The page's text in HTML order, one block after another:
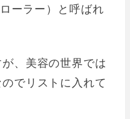
ーラー）と呼ばれ
、美容の世界では
でリストに入れて